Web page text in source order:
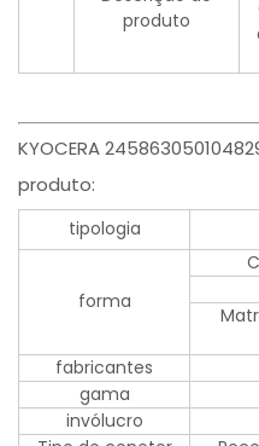
produto
KYOCERA
produto:
tipologia
forma
fabricantes
gama
invólucro